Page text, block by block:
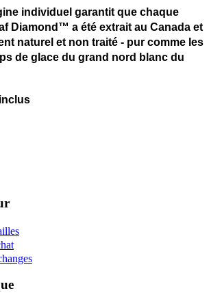
individuel garantit que chaque
Diamond™ a été extrait au Canada et
naturel et non traité - pur comme les
de glace du grand nord blanc du